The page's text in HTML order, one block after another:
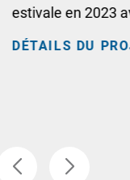
estivale en 2023
DÉTAILS DU